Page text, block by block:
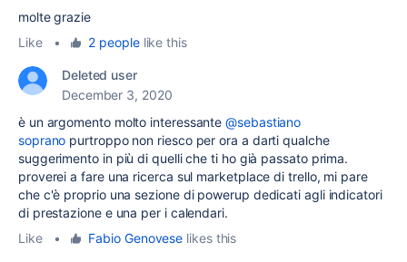
molte grazie
Like
• 2 peoplelike this
Deleted user
December 3, 2020
è un argomento molto interessante@sebastiano
soprano purtroppo non riesco per ora a darti qualche
suggerimento in più di quelli che ti ho già passato prima.
proverei a fare una ricerca sul marketplace di trello, mi pare
che c'è proprio una sezione di powerup dedicati agli indicatori
di prestazione e una per i calendari.
Like
• Fabio Genovese likes this